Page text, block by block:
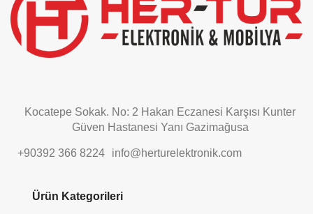
blank
Kocatepe Sokak. No: 2 Hakan Eczanesi Karşısı Kunter
Güven Hastanesi Yanı Gazimağusa
+90392 366 8224 info@herturelektronik.com
Ürün Kategorileri